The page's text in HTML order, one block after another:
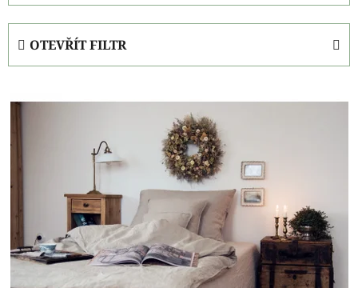
z
p
o
u
ů
OTEVŘÍT FILTR
o
d